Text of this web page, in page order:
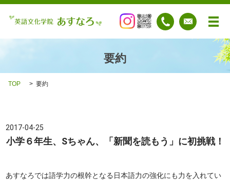
メ
要約
TOP 要約
2017-04-25
小学６年生、Sちゃん、「新聞を読もう」に初挑戦！
あすなろでは語学力の根幹となる日本語力の強化にも力を入れてい